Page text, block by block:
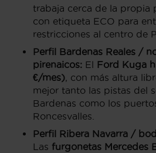
trabaja cerca de la propia
con etiqueta ECO para
restricciones al centro de
Perfil Bardenas Reales /
pirenaicos: El Ford Kuga
€/mes), con más altura
mejor tanto las pistas del
Bardenas como los
Roncesvalles.
Perfil Ribera Navarra /
Las furgonetas Mercedes